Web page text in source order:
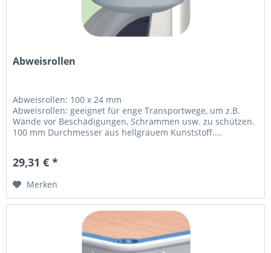
Abweisrollen
Abweisrollen: 100 x 24 mm
Abweisrollen: geeignet für enge Transportwege, um z.B.
Wände vor Beschädigungen, Schrammen usw. zu schützen.
100 mm Durchmesser aus hellgrauem Kunststoff....
29,31 € *
Merken